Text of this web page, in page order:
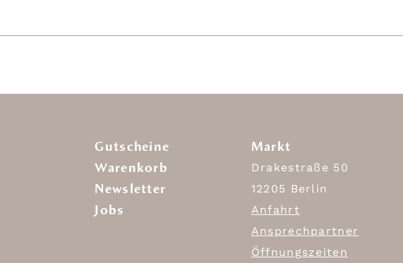
Gutscheine
Warenkorb
Newsletter
Jobs
Markt
Drakestraße 50
12205 Berlin
Anfahrt
Ansprechpartner
Öffnungszeiten